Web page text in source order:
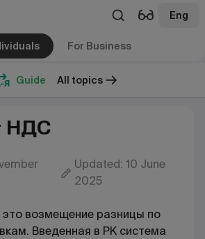
Eng
For Business
Guide All topics
НДС
Updated: 10 June
2025
возмещение разницы по
Введенная в РК система